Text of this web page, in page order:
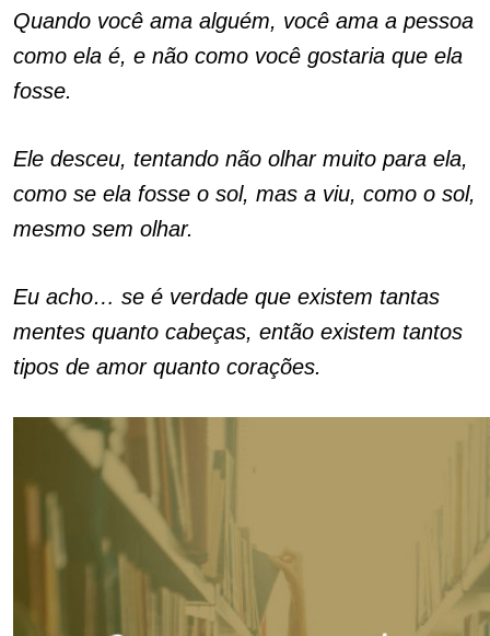
Quando você ama alguém, você ama a pessoa
como ela é, e não como você gostaria que ela
fosse.
Ele desceu, tentando não olhar muito para ela,
como se ela fosse o sol, mas a viu, como o sol,
mesmo sem olhar.
Eu acho… se é verdade que existem tantas
mentes quanto cabeças, então existem tantos
tipos de amor quanto corações.